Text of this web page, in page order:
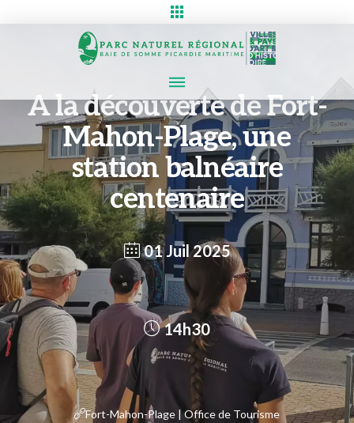
A la découverte de Fort-
Mahon-Plage, une
station balnéaire
centenaire
01 Juil 2025
14h30
Fort-Mahon-Plage | Office de Tourisme